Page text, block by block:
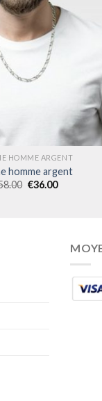
HOMME ARGENT
homme argent
€36.00